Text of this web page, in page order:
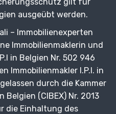
ausgeübt werden.
– Immobilienexperten
Immobilienmaklerin und
in Belgien Nr. 502 946
Immobilienmakler I.P.I. in
durch die Kammer
(CIBEX) Nr. 2013
die Einhaltung des